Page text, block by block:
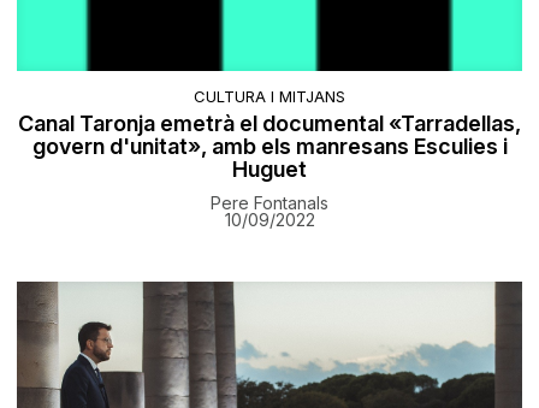
CULTURA I MITJANS
Canal Taronja emetrà el documental «Tarradellas,
govern d'unitat», amb els manresans Esculies i
Huguet
Pere Fontanals
10/09/2022